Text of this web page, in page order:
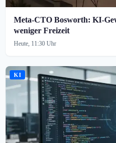
Meta-CTO Bosworth: KI-
weniger Freizeit
Heute, 11:30 Uhr
KI